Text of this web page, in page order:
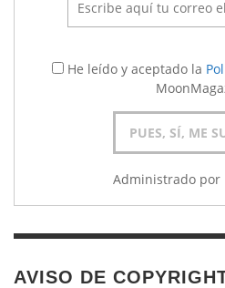
He leído y aceptado la
Administrado por
AVISO DE